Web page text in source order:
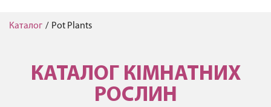
Каталог / Pot Plants
КАТАЛОГ КІМНАТНИХ
РОСЛИН